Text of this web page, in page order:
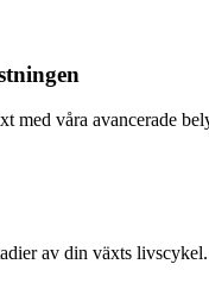
med våra avancerade
av din växts livscykel.